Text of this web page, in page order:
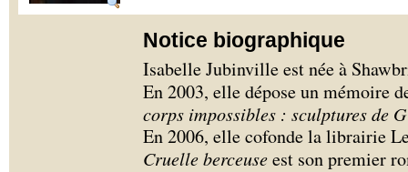
Notice biographique
Isabelle Jubinville est née à
En 2003, elle dépose un
corps impossibles : sculptures de
En 2006, elle cofonde la librairie
Cruelle berceuseest son premier